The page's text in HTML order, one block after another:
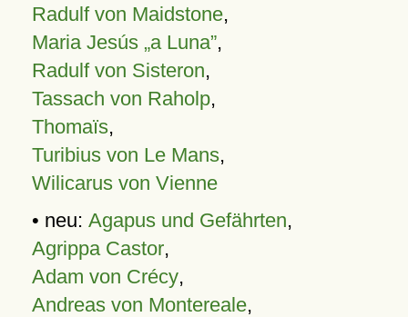
Radulf von Maidstone,
Maria Jesús „a Luna”,
Radulf von Sisteron,
Tassach von Raholp,
Thomaïs,
Turibius von Le Mans,
Wilicarus von Vienne
• neu: Agapus und Gefährten,
Agrippa Castor,
Adam von Crécy,
Andreas von Montereale,